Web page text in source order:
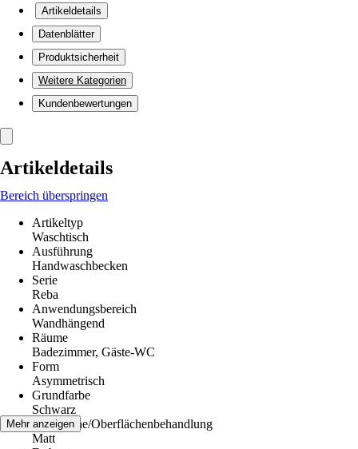
Artikeldetails
Datenblätter
Produktsicherheit
Weitere Kategorien
Kundenbewertungen
Artikeldetails
Bereich überspringen
Artikeltyp
Waschtisch
Ausführung
Handwaschbecken
Serie
Reba
Anwendungsbereich
Wandhängend
Räume
Badezimmer, Gäste-WC
Form
Asymmetrisch
Grundfarbe
Schwarz
Oberfläche/Oberflächenbehandlung
Matt
Mehr anzeigen